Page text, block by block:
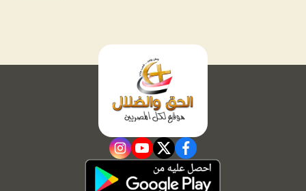
facebook
twitter
youtube
instagram